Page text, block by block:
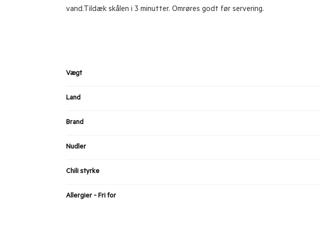
vand.Tildæk skålen i 3 minutter. Omrøres godt før servering.
Vægt
Land
Brand
Nudler
Chili styrke
Allergier - Fri for